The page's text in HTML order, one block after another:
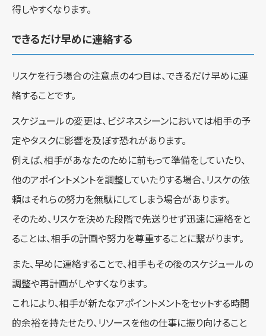
得しやすくなります。
できるだけ早めに連絡する
リスケを行う場合の注意点の4つ目は、できるだけ早めに連
絡することです。
スケジュールの変更は、ビジネスシーンにおいては相手の予
定やタスクに影響を及ぼす恐れがあります。
例えば、相手があなたのために前もって準備をしていたり、
他のアポイントメントを調整していたりする場合、リスケの依
頼はそれらの努力を無駄にしてしまう場合があります。
そのため、リスケを決めた段階で先送りせず迅速に連絡をと
ることは、相手の計画や努力を尊重することに繋がります。
また、早めに連絡することで、相手もその後のスケジュールの
調整や再計画がしやすくなります。
これにより、相手が新たなアポイントメントをセットする時間
的余裕を持たせたり、リソースを他の仕事に振り向けること